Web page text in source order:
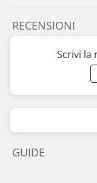
RECENSIONI
Scrivi la
GUIDE